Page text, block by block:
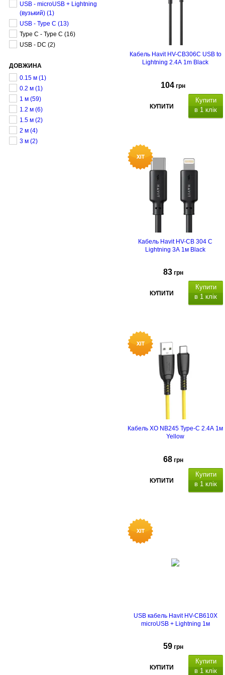
USB - microUSB + Lightning
(вузький) (1)
USB - Type C (13)
Type C - Type C (16)
USB - DC (2)
ДОВЖИНА
0.15 м (1)
0.2 м (1)
1 м (59)
1.2 м (6)
1.5 м (2)
2 м (4)
3 м (2)
Кабель Havit HV-CB306C USB to
Lightning 2.4A 1m Black
104 грн
КУПИТИ
Купити
в 1 клік
Кабель Havit HV-CB 304 C
Lightning 3А 1м Black
83 грн
КУПИТИ
Купити
в 1 клік
Кабель XO NB245 Type-C 2.4А 1м
Yellow
68 грн
КУПИТИ
Купити
в 1 клік
довжина 1 м, вихідний струм
USB кабель Havit HV-CB610X
microUSB + Lightning 1м
59 грн
КУПИТИ
Купити
в 1 клік